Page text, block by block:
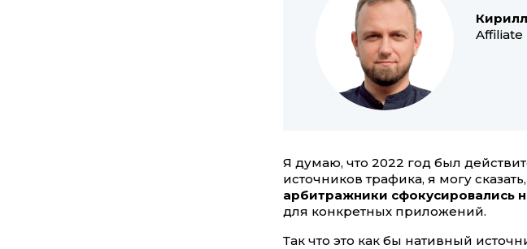
Affiliate
Я думаю, что 2022 год был
источников трафика, я могу
арбитражники сфокусировались
для конкретных приложений.
Так что это как бы нативный